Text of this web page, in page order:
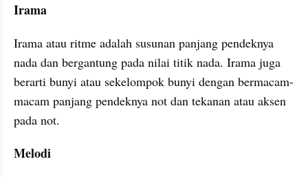
Irama
Irama atau ritme adalah susunan panjang pendeknya
nada dan bergantung pada nilai titik nada. Irama juga
berarti bunyi atau sekelompok bunyi dengan bermacam-
macam panjang pendeknya not dan tekanan atau aksen
pada not.
Melodi